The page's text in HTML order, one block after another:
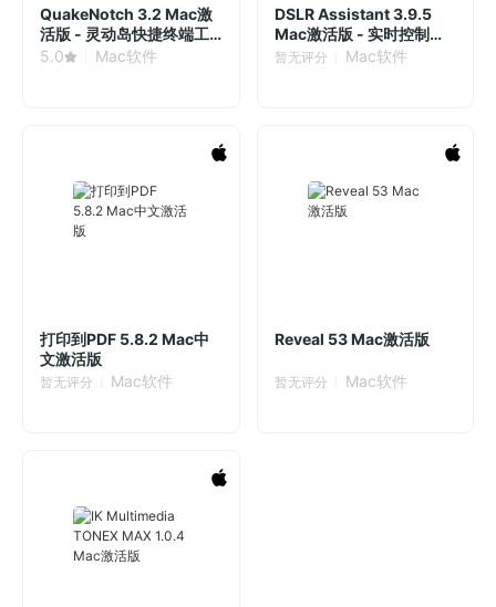
QuakeNotch 3.2 Mac激
活版 - 灵动岛快捷终端工
具
5.0 Mac软件
DSLR Assistant 3.9.5
Mac激活版 - 实时控制相
机拍摄参数
暂无评分 Mac软件
打印到PDF 5.8.2 Mac中
文激活版
暂无评分 Mac软件
Reveal 53 Mac激活版
暂无评分 Mac软件